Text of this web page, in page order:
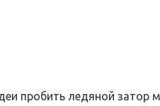
пробить ледяной затор